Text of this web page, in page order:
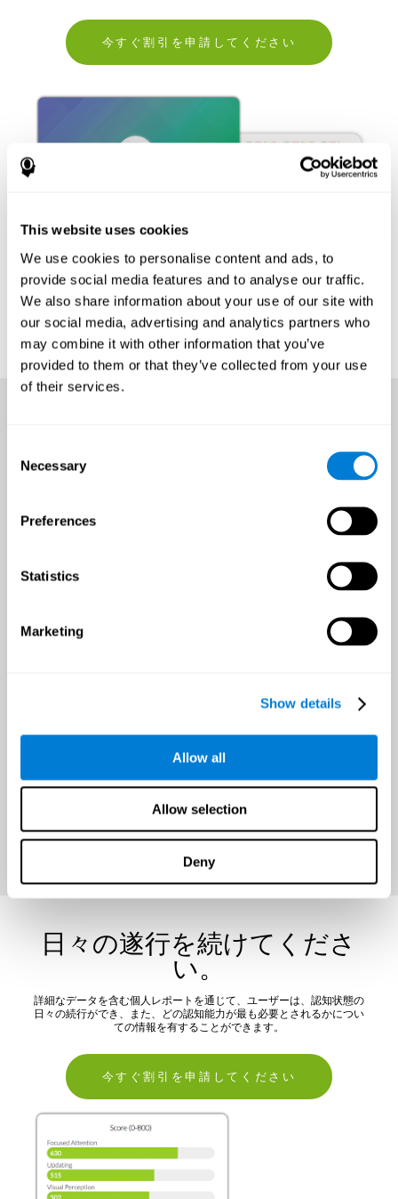
This website uses cookies
We use cookies to personalise content and ads, to
provide social media features and to analyse our traffic.
We also share information about your use of our site with
our social media, advertising and analytics partners who
may combine it with other information that you’ve
provided to them or that they’ve collected from your use
of their services.
Selection
Necessary
Preferences
Statistics
Marketing
Show details
Allow all
Allow selection
Deny
今すぐ割引を申請してください
一年を通じて脳の健康を改
善するチャンス
トレーニングを始める前に、モチベーションを維持し、メンタルチャ
レンジするために、具体的かつ達成可能な目標が確立されることが重
要です。
今すぐ割引を申請してください
日々の遂行を続けてくださ
い。
詳細なデータを含む個人レポートを通じて、ユーザーは、認知状態の
日々の続行ができ、また、どの認知能力が最も必要とされるかについ
ての情報を有することができます。
今すぐ割引を申請してください